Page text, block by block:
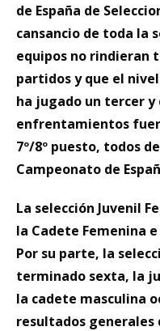
de España de
cansancio de toda la
equipos no rindieran
partidos y que el
ha jugado un tercer
enfrentamientos
7º/8º puesto, todos
Campeonato de
La selección Juvenil
la Cadete Femenina
Por su parte, la
terminado sexta, la
la cadete masculina
resultados generales